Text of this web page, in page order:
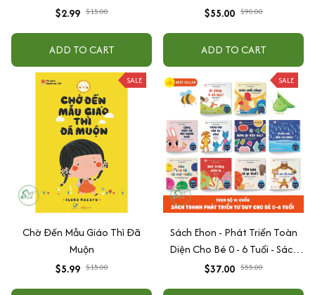
Cách Trò Chuyện Đúng Đắn
ADD TO CART
Bút 1000 Câu Writing – 60
Writing- Cải Thiện Kỹ Năng Viết
ADD TO CART
Chờ Đến Mẫu Giáo Thì Đã
Muộn
$5.99
SALE
Sách Ehon - Phát Triển Toàn
Diện Cho Bé 0 - 6 Tuổi - Sách
$37.00